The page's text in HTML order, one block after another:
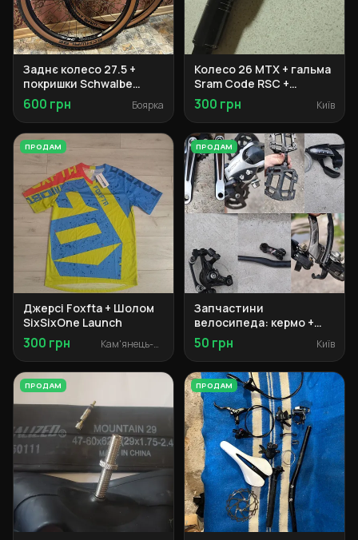
Заднє колесо 27.5 +
покришки Schwalbe
Smart Sam + обід
Weinmann
600 грн Боярка
Колесо 26 MTX + гальма
Sram Code RSC +
амортизатори Rock
Shox + та ін.
300 грн Київ
ПРОДАМ
Джерсі Foxfta + Шолом
SixSixOne Launch
300 грн Кам'янець-Подільський
ПРОДАМ
Запчастини
велосипеда: кермо +
винос + педалі +
моноблоки + касета +
перемикачі +
перехідник
50 грн Київ
ПРОДАМ ПРОДАМ